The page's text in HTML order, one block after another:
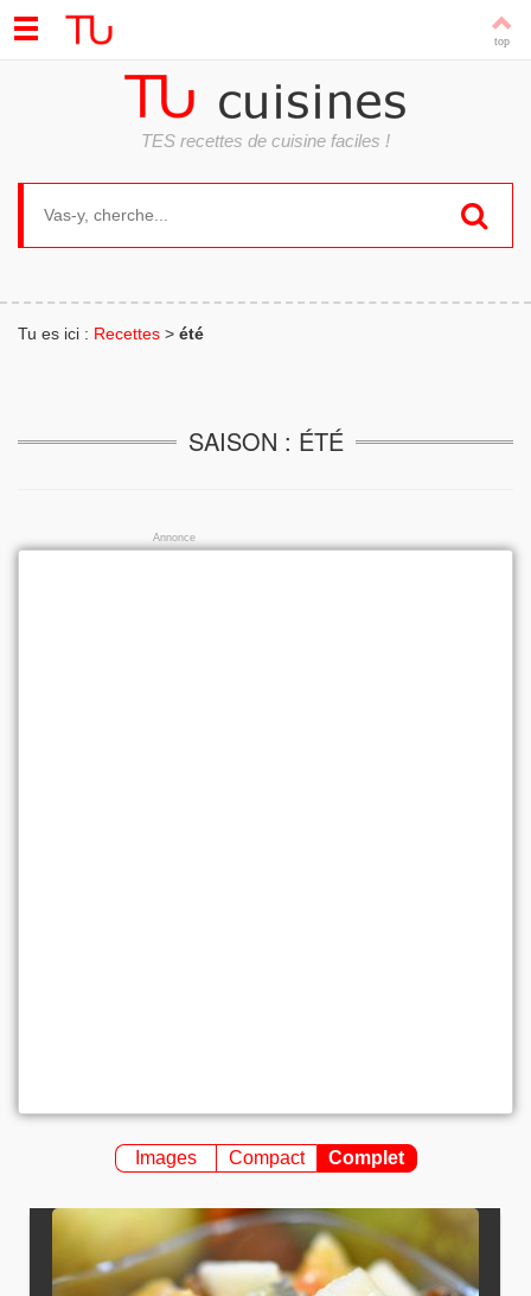
TES recettes de cuisine faciles !
Tu es ici : Recettes > été
SAISON : ÉTÉ
Images Compact Complet